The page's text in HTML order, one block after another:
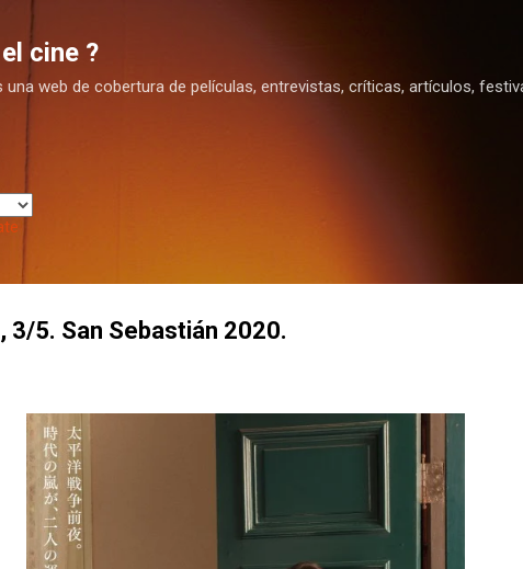
cine ?
una web de cobertura de películas, entrevistas, críticas, artículos,
3/5. San Sebastián 2020.